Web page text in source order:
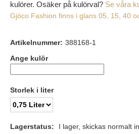
kulörer. Osäker på kulörval? Se våra
Gjöco Fashion finns i glans 05, 15, 40
Artikelnummer: 388168-1
Ange kulör
Storlek i liter
Lagerstatus: I lager, skickas normalt